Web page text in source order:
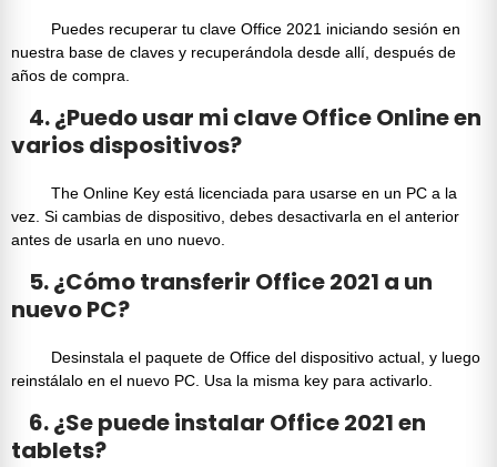
Puedes recuperar tu clave Office 2021 iniciando sesión en
nuestra base de claves y recuperándola desde allí, después de
años de compra.
4. ¿Puedo usar mi clave Office Online en
varios dispositivos?
The Online Key está licenciada para usarse en un PC a la
vez. Si cambias de dispositivo, debes desactivarla en el anterior
antes de usarla en uno nuevo.
5. ¿Cómo transferir Office 2021 a un
nuevo PC?
Desinstala el paquete de Office del dispositivo actual, y luego
reinstálalo en el nuevo PC. Usa la misma key para activarlo.
6. ¿Se puede instalar Office 2021 en
tablets?